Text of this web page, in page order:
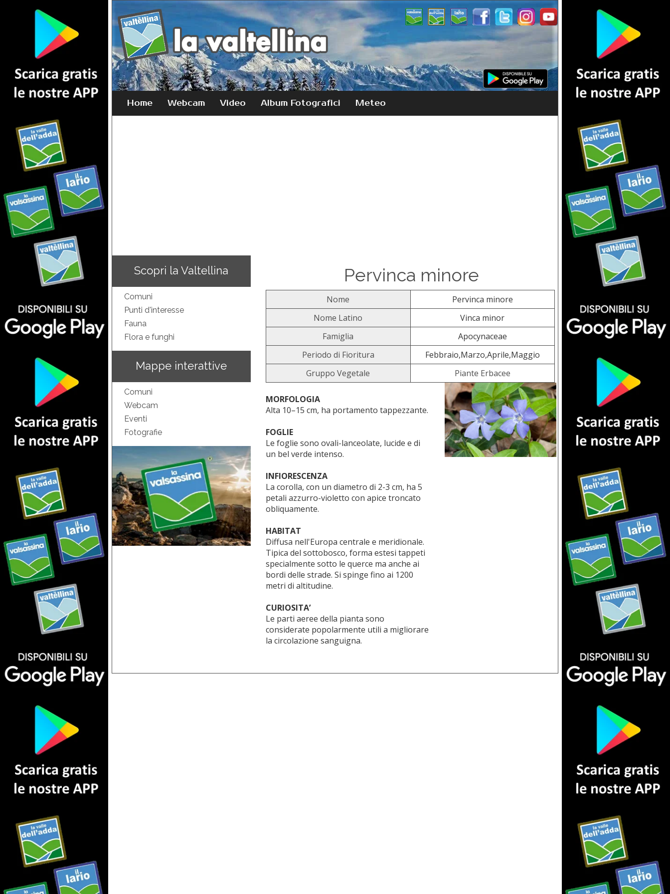
Home Webcam Video Album Fotografici Meteo
Scopri la Valtellina
Comuni
Punti d'interesse
Fauna
Flora e funghi
Mappe interattive
Comuni
Webcam
Eventi
Fotografie
Pervinca minore
Nome
Pervinca minore
Nome Latino
Vinca minor
Famiglia
Apocynaceae
Periodo di Fioritura
Febbraio,Marzo,Aprile,Maggio
Gruppo Vegetale
Piante Erbacee
MORFOLOGIA
Alta 10–15 cm, ha portamento tappezzante.
FOGLIE
Le foglie sono ovali-lanceolate, lucide e di
un bel verde intenso.
INFIORESCENZA
La corolla, con un diametro di 2-3 cm, ha 5
petali azzurro-violetto con apice troncato
obliquamente.
HABITAT
Diffusa nell'Europa centrale e meridionale.
Tipica del sottobosco, forma estesi tappeti
specialmente sotto le querce ma anche ai
bordi delle strade. Si spinge fino ai 1200
metri di altitudine.
CURIOSITA’
Le parti aeree della pianta sono
considerate popolarmente utili a migliorare
la circolazione sanguigna.